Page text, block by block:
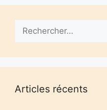
Articles récents